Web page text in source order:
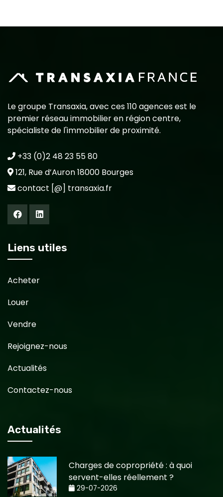
Le groupe Transaxia, avec ces 110 agences est le
premier réseau immobilier en région centre,
spécialiste de l'immobilier de proximité.
+33 (0)2 48 23 55 80
121, Rue d’Auron 18000 Bourges
contact [@] transaxia.fr
Liens utiles
Acheter
Louer
Vendre
Rejoignez-nous
Actualités
Contactez-nous
Actualités
Charges de copropriété : à quoi
servent-elles réellement ?
29-07-2026